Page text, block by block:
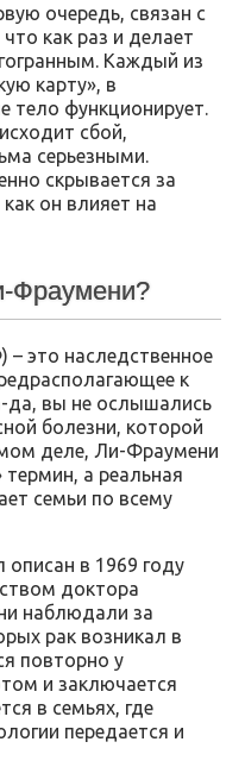
очередь, связан с
как раз и делает
Каждый из
карту», в
тело функционирует.
сбой,
серьезными.
скрывается за
он влияет на
Фраумени?
это наследственное
к
вы не ослышались
болезни, которой
деле, Ли-Фраумени
а реальная
семьи по всему
в 1969 году
доктора
наблюдали за
рак возникал в
повторно у
и заключается
в семьях, где
передается и